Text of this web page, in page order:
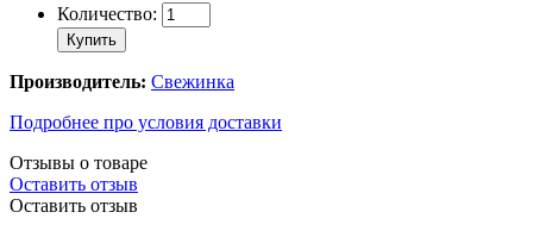
Количество:
Купить
Производитель: Свежинка
Подробнее про условия доставки
Отзывы о товаре
Оставить отзыв
Оставить отзыв